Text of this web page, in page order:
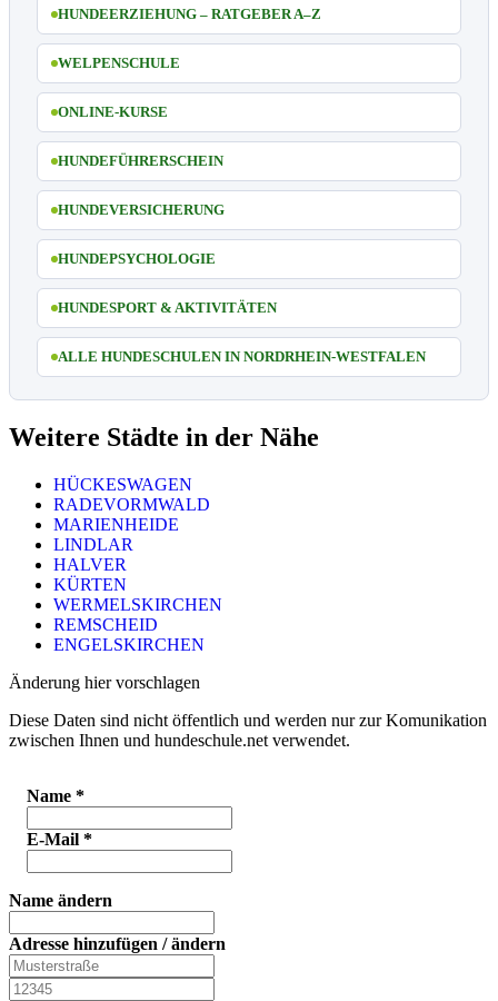
HUNDEERZIEHUNG – RATGEBER A–Z
WELPENSCHULE
ONLINE-KURSE
HUNDEFÜHRERSCHEIN
HUNDEVERSICHERUNG
HUNDEPSYCHOLOGIE
HUNDESPORT & AKTIVITÄTEN
ALLE HUNDESCHULEN IN NORDRHEIN-WESTFALEN
Weitere Städte in der Nähe
HÜCKESWAGEN
RADEVORMWALD
MARIENHEIDE
LINDLAR
HALVER
KÜRTEN
WERMELSKIRCHEN
REMSCHEID
ENGELSKIRCHEN
Änderung hier vorschlagen
Diese Daten sind nicht öffentlich und werden nur zur Komunikation
zwischen Ihnen und hundeschule.net verwendet.
Name *
E-Mail *
Name ändern
Adresse hinzufügen / ändern